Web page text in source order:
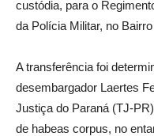
custódia, para o
da Polícia Militar, no
A transferência foi
desembargador Laertes
Justiça do Paraná (TJ-
de habeas corpus, no